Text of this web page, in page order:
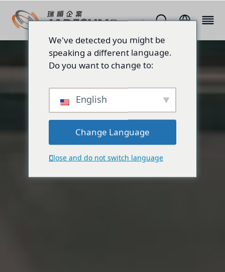
We've detected you might be
speaking a different language.
Do you want to change to:
English
Change Language
Close and do not switch language